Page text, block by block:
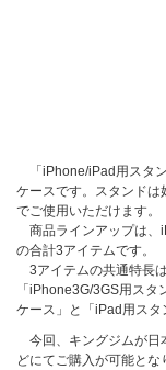
「iPhone/iPad用スタ
ケースです。スタンド
でご使用いただけます。
商品ラインアップは、
の合計3アイテムです。
3アイテムの共通特長
「iPhone3G/3GS用ス
ケース」と「iPad用ス
今回、キングジムが日
どにてご購入が可能とな